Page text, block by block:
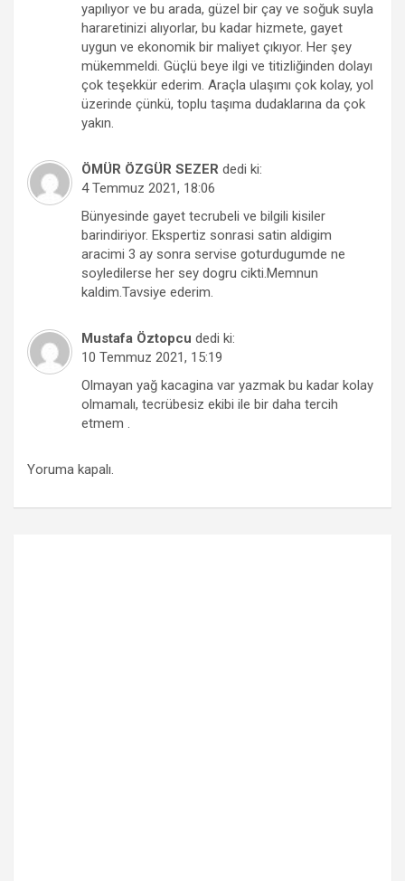
yapılıyor ve bu arada, güzel bir çay ve soğuk suyla
hararetinizi alıyorlar, bu kadar hizmete, gayet
uygun ve ekonomik bir maliyet çıkıyor. Her şey
mükemmeldi. Güçlü beye ilgi ve titizliğinden dolayı
çok teşekkür ederim. Araçla ulaşımı çok kolay, yol
üzerinde çünkü, toplu taşıma dudaklarına da çok
yakın.
ÖMÜR ÖZGÜR SEZER dedi ki:
4 Temmuz 2021, 18:06
Bünyesinde gayet tecrubeli ve bilgili kisiler
barindiriyor. Ekspertiz sonrasi satin aldigim
aracimi 3 ay sonra servise goturdugumde ne
soyledilerse her sey dogru cikti.Memnun
kaldim.Tavsiye ederim.
Mustafa Öztopcu dedi ki:
10 Temmuz 2021, 15:19
Olmayan yağ kacagina var yazmak bu kadar kolay
olmamalı, tecrübesiz ekibi ile bir daha tercih
etmem .
Yoruma kapalı.